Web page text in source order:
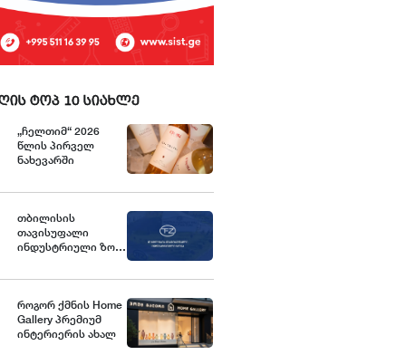
ტოპ 10 სიახლე
„ჩელთიმ“ 2026
წლის პირველ
ნახევარში
საერთაშორისო
გააძლიერა
თბილისის
თავისუფალი
ინდუსტრიული ზონა
ავრცელებს
როგორ ქმნის Home
Gallery პრემიუმ
ინტერიერის ახალ